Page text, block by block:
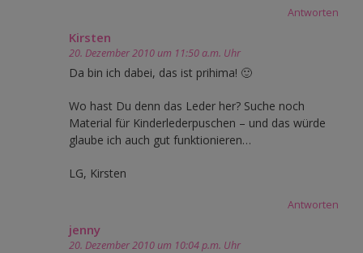
Antworten
Kirsten
20. Dezember 2010 um 11:50 a.m. Uhr
Da bin ich dabei, das ist prihima! 🙂
Wo hast Du denn das Leder her? Suche noch
Material für Kinderlederpuschen – und das würde
glaube ich auch gut funktionieren…
LG, Kirsten
Antworten
jenny
20. Dezember 2010 um 10:04 p.m. Uhr